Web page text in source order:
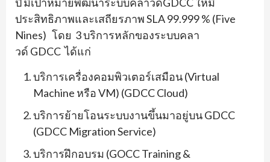
ประสิทธิภาพและเสถียรภาพ SLA 99.999 % (Five
Nines) โดย 3 บริการหลักของระบบคลา
วด์ GDCC ได้แก่
บริการเครื่องคอมพิวเตอร์เสมือน (Virtual
Machine หรือ VM) (GDCC Cloud)
บริการย้ายโอนระบบงานขึ้นมาอยู่บน GDCC
(GDCC Migration Service)
บริการฝึกอบรม (GOCC Training &